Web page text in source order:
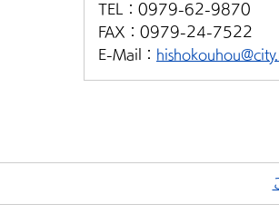
TEL： 0979-62-9870
FAX： 0979-24-7522
E-Mail：